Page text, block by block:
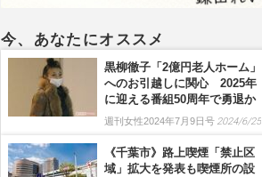
今、あなたにオススメ
黒柳徹子「2億円老人ホーム」
へのお引越しに関心 2025年
に迎える番組50周年で勇退か
週刊女性2024年7月9日号 2024/6/25
《千葉市》路上喫煙「禁止区
域」拡大を発表も喫煙所の設